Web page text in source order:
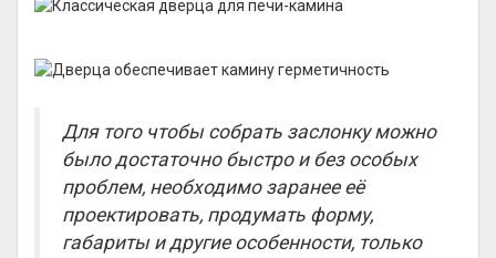
Для того чтобы собрать заслонку можно
было достаточно быстро и без особых
проблем, необходимо заранее её
проектировать, продумать форму,
габариты и другие особенности, только